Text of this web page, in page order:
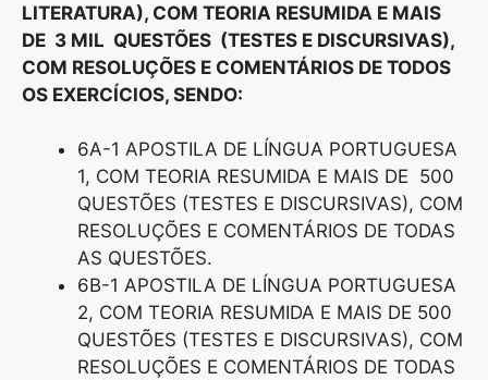
LITERATURA), COM TEORIA RESUMIDA E MAIS
DE 3 MIL QUESTÕES (TESTES E DISCURSIVAS),
COM RESOLUÇÕES E COMENTÁRIOS DE TODOS
OS EXERCÍCIOS, SENDO:
6A-1 APOSTILA DE LÍNGUA PORTUGUESA
1, COM TEORIA RESUMIDA E MAIS DE 500
QUESTÕES (TESTES E DISCURSIVAS), COM
RESOLUÇÕES E COMENTÁRIOS DE TODAS
AS QUESTÕES.
6B-1 APOSTILA DE LÍNGUA PORTUGUESA
2, COM TEORIA RESUMIDA E MAIS DE 500
QUESTÕES (TESTES E DISCURSIVAS), COM
RESOLUÇÕES E COMENTÁRIOS DE TODAS